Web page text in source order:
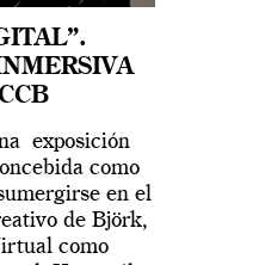
exposición
como
en el
de Björk,
como